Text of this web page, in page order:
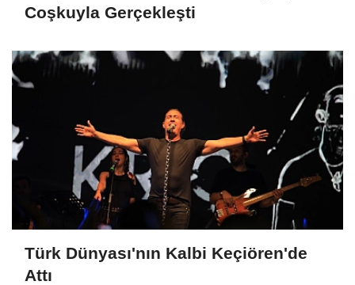
Coşkuyla Gerçekleşti
Türk Dünyası'nın Kalbi Keçiören'de
Attı